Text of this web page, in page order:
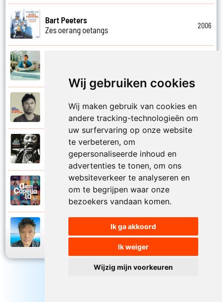
Wij gebruiken cookies
Wij maken gebruik van cookies en
andere tracking-technologieën om
uw surfervaring op onze website
te verbeteren, om
gepersonaliseerde inhoud en
advertenties te tonen, om ons
websiteverkeer te analyseren en
om te begrijpen waar onze
bezoekers vandaan komen.
Ik ga akkoord
Ik weiger
Wijzig mijn voorkeuren
Bart Peeters
Zes oerang oetangs
2006
Bart Peeters
Zo van die zomerdagen
Bart Peeters
Zonder woorden
Bart Peeters en Impact Vocals
Zwemmen in de zee
Zwemmen in de zee
2024